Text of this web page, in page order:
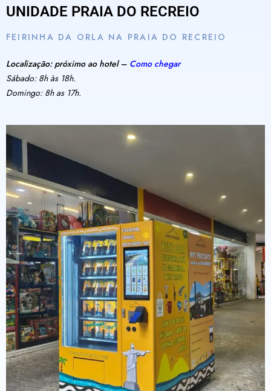
UNIDADE PRAIA DO RECREIO
FEIRINHA DA ORLA NA PRAIA DO RECREIO
Localização: próximo ao hotel – Como chegar
Sábado: 8h às 18h.
Domingo: 8h as 17h.